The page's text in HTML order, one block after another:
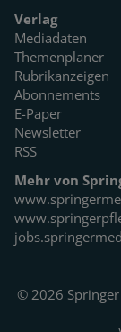
Verlag
Mediadaten
Themenplaner
Rubrikanzeigen
Abonnements
E-Paper
Newsletter
RSS
Mehr von
© 2026